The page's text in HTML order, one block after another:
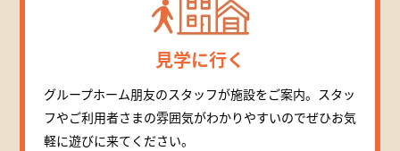
見学に行く
グループホーム朋友のスタッフが施設をご案内。スタッ
フやご利用者さまの雰囲気がわかりやすいのでぜひお気
軽に遊びに来てください。